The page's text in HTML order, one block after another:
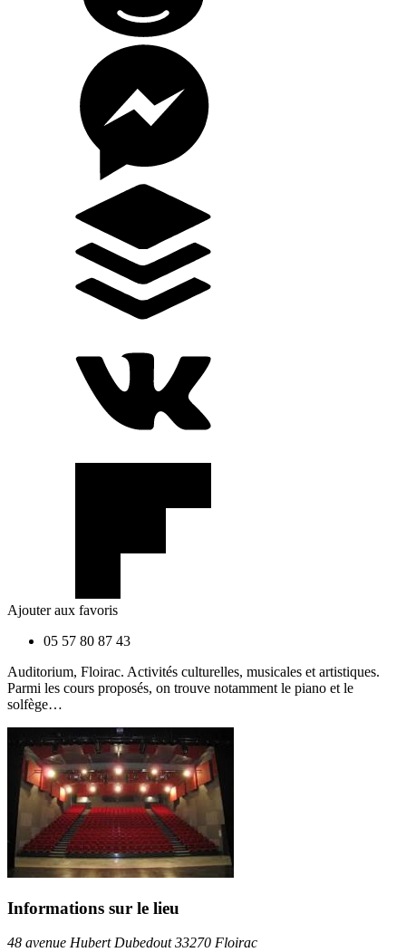
Ajouter aux favoris
05 57 80 87 43
Auditorium, Floirac. Activités culturelles, musicales et artistiques.
Parmi les cours proposés, on trouve notamment le piano et le
solfège…
Informations sur le lieu
48 avenue Hubert Dubedout 33270 Floirac